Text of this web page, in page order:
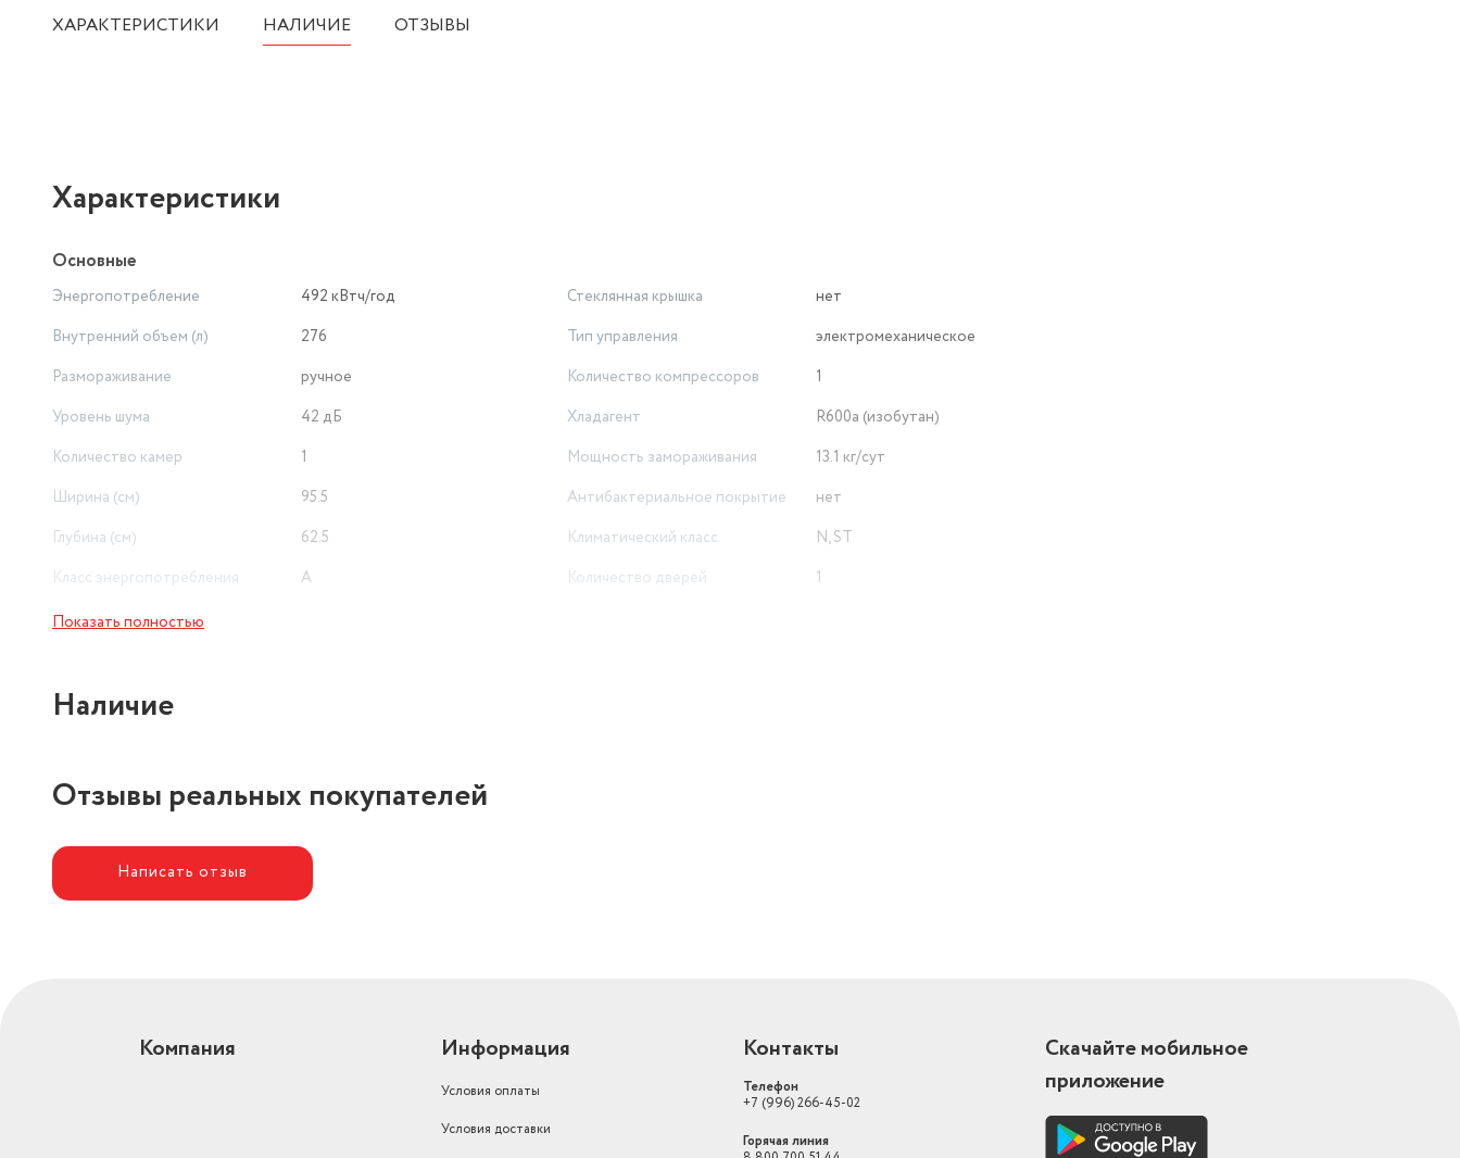
ХАРАКТЕРИСТИКИ НАЛИЧИЕ ОТЗЫВЫ
Характеристики
Основные
Энергопотребление
492 кВтч/год
Внутренний объем (л)
276
Размораживание
ручное
Уровень шума
42 дБ
Количество камер
1
Ширина (см)
95.5
Глубина (см)
62.5
Класс энергопотребления
A
Суперзаморозка
Автономное сохранение холода
(ч)
Стеклянная крышка
нет
Тип управления
электромеханическое
Количество компрессоров
1
Хладагент
R600a (изобутан)
Мощность замораживания
13.1 кг/сут
Антибактериальное покрытие
нет
Климатический класс
N, ST
Количество дверей
1
Показать полностью
Наличие
Отзывы реальных покупателей
Написать отзыв
Компания Информация
Условия оплаты
Условия доставки
Контакты
Телефон
+7 (996) 266-45-02
Горячая линия
Скачайте мобильное
приложение